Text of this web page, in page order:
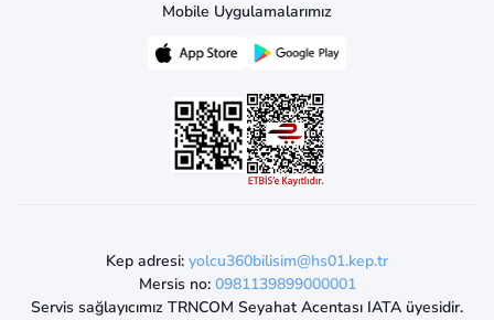
Mobile Uygulamalarımız
Kep adresi: yolcu360bilisim@hs01.kep.tr
Mersis no: 0981139899000001
Servis sağlayıcımız TRNCOM Seyahat Acentası IATA üyesidir.